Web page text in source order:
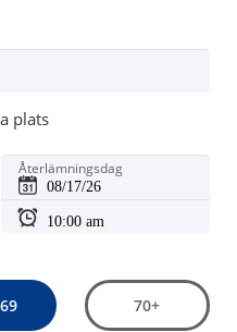
plats
Återlämningsdag
70+